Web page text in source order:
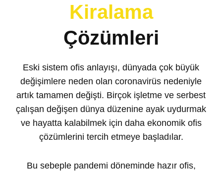
Kiralama
Çözümleri
Eski sistem ofis anlayışı, dünyada çok büyük
değişimlere neden olan coronavirüs nedeniyle
artık tamamen değişti. Birçok işletme ve serbest
çalışan değişen dünya düzenine ayak uydurmak
ve hayatta kalabilmek için daha ekonomik ofis
çözümlerini tercih etmeye başladılar.
Bu sebeple pandemi döneminde hazır ofis,